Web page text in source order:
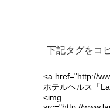
下記タグをコ